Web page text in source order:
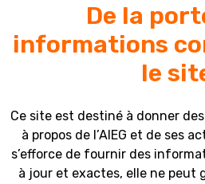
De la
informations
le
Ce site est destiné à donner
à propos de l’AIEG et de ses
s’efforce de fournir des
à jour et exactes, elle ne peut